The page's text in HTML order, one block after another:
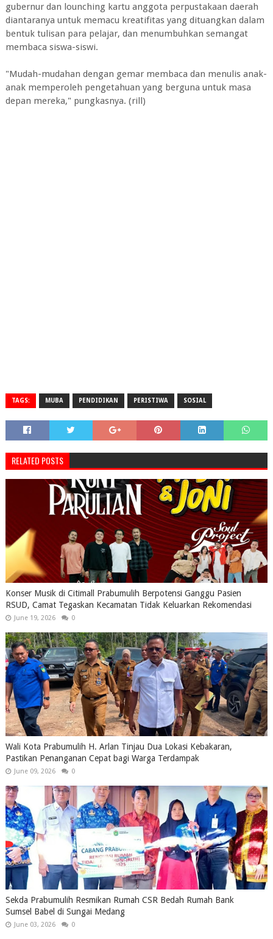
gubernur dan lounching kartu anggota perpustakaan daerah
diantaranya untuk memacu kreatifitas yang dituangkan dalam
bentuk tulisan para pelajar, dan menumbuhkan semangat
membaca siswa-siswi.
"Mudah-mudahan dengan gemar membaca dan menulis anak-
anak memperoleh pengetahuan yang berguna untuk masa
depan mereka," pungkasnya. (rill)
TAGS: MUBA PENDIDIKAN PERISTIWA SOSIAL
RELATED POSTS
Konser Musik di Citimall Prabumulih Berpotensi Ganggu Pasien
RSUD, Camat Tegaskan Kecamatan Tidak Keluarkan Rekomendasi
June 19, 2026 0
Wali Kota Prabumulih H. Arlan Tinjau Dua Lokasi Kebakaran,
Pastikan Penanganan Cepat bagi Warga Terdampak
June 09, 2026 0
Sekda Prabumulih Resmikan Rumah CSR Bedah Rumah Bank
Sumsel Babel di Sungai Medang
June 03, 2026 0